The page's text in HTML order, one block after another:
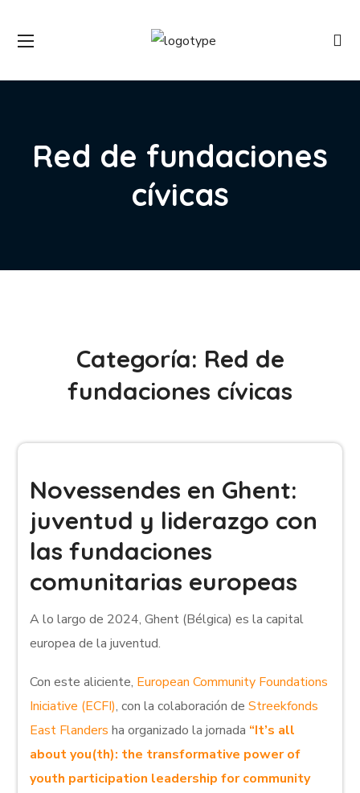
Red de fundaciones
cívicas
Categoría: Red de
fundaciones cívicas
Novessendes en Ghent:
juventud y liderazgo con
las fundaciones
comunitarias europeas
A lo largo de 2024, Ghent (Bélgica) es la capital
europea de la juventud.
Con este aliciente, European Community Foundations
Iniciative (ECFI), con la colaboración deStreekfonds
East Flanders ha organizado la jornada “It’s all
about you(th): the transformative power of
youth participation leadership for community